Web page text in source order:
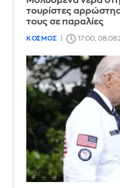
τουρίστες
τους σε παραλίες
ΚΟΣΜΟΣ 17:00,